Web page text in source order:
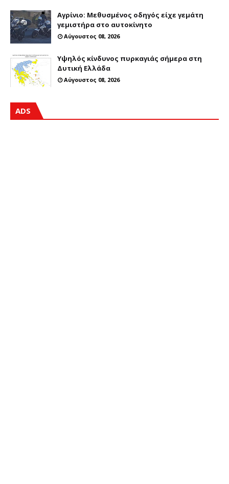
Αγρίνιο: Μεθυσμένος οδηγός είχε γεμάτη
γεμιστήρα στο αυτοκίνητο
Αύγουστος 08, 2026
Υψηλός κίνδυνος πυρκαγιάς σήμερα στη
Δυτική Ελλάδα
Αύγουστος 08, 2026
ADS